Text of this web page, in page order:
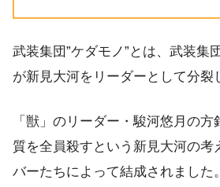
武装集団”ケダモノ”とは、武装集
が新見大河をリーダーとして分裂
「獣」のリーダー・駿河悠月の方
質を全員殺すという新見大河の考
バーたちによって結成されました。